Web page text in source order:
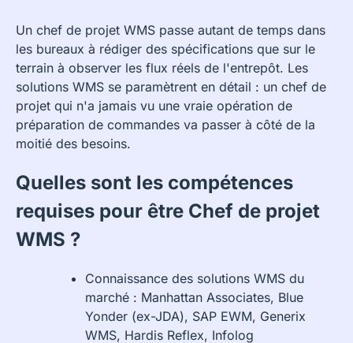
Un chef de projet WMS passe autant de temps dans
les bureaux à rédiger des spécifications que sur le
terrain à observer les flux réels de l'entrepôt. Les
solutions WMS se paramètrent en détail : un chef de
projet qui n'a jamais vu une vraie opération de
préparation de commandes va passer à côté de la
moitié des besoins.
Quelles sont les compétences
requises pour être Chef de projet
WMS ?
Connaissance des solutions WMS du
marché : Manhattan Associates, Blue
Yonder (ex-JDA), SAP EWM, Generix
WMS, Hardis Reflex, Infolog